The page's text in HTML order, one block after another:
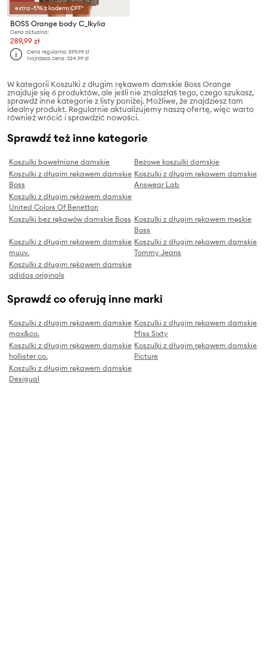
extra -5% z kodem: OFF*
BOSS Orange body C_Ikylia
Cena aktualna:
289,99 zł
Cena regularna:599,99 zł
Najniższa cena:324,99 zł
W kategorii Koszulki z długim rękawem damskie Boss Orange
znajduje się 6 produktów, ale jeśli nie znalazłaś tego, czego szukasz,
sprawdź inne kategorie z listy poniżej. Możliwe, że znajdziesz tam
idealny produkt. Regularnie aktualizujemy naszą ofertę, więc warto
również wrócić i sprawdzić nowości.
Sprawdź też inne kategorie
Koszulki bawełniane damskie
Beżowe koszulki damskie
Koszulki z długim rękawem damskie
Boss
Koszulki z długim rękawem damskie
Answear Lab
Koszulki z długim rękawem damskie
United Colors Of Benetton
Koszulki bez rękawów damskie Boss Koszulki z długim rękawem męskie
Boss
Koszulki z długim rękawem damskie
muuv.
Koszulki z długim rękawem damskie
Tommy Jeans
Koszulki z długim rękawem damskie
adidas originals
Sprawdź co oferują inne marki
Koszulki z długim rękawem damskie
max&co.
Koszulki z długim rękawem damskie
Miss Sixty
Koszulki z długim rękawem damskie
hollister co.
Koszulki z długim rękawem damskie
Picture
Koszulki z długim rękawem damskie
Desigual